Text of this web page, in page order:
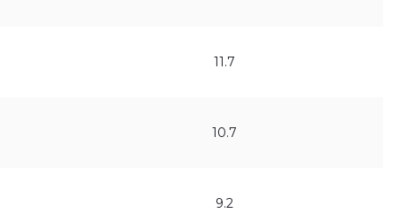
11.7
10.7
9.2